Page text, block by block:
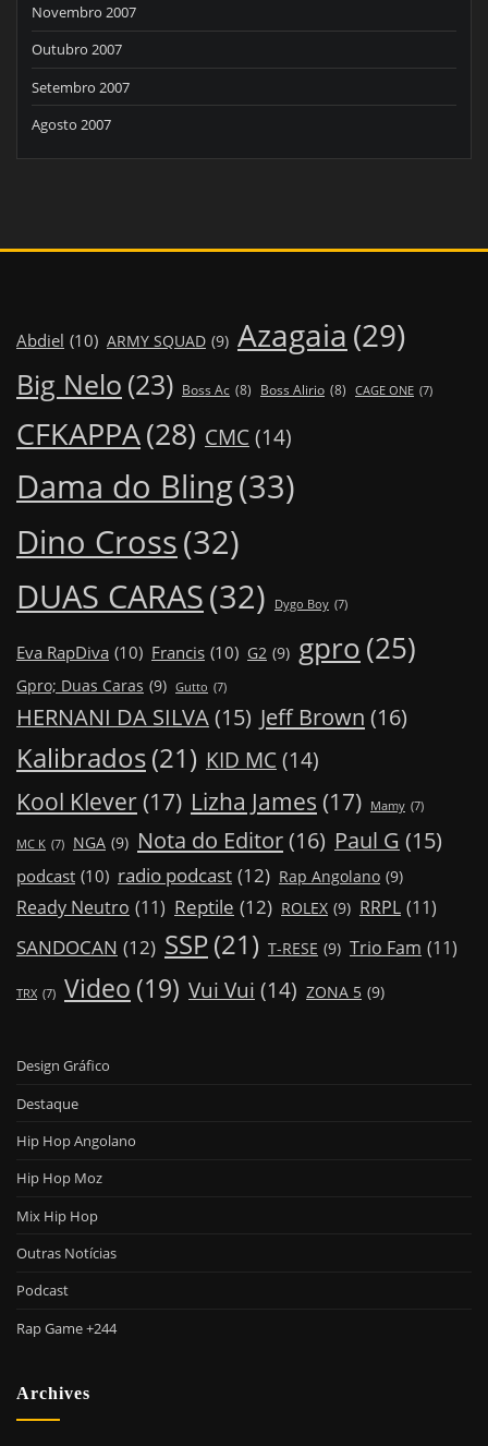
Novembro 2007
Outubro 2007
Setembro 2007
Agosto 2007
Abdiel (10) ARMY SQUAD (9) Azagaia (29)
Big Nelo (23) Boss Ac (8) Boss Alirio (8) CAGE ONE (7)
CFKAPPA(28) CMC (14)
Dama do Bling(33)
Dino Cross(32)
DUAS CARAS(32) Dygo Boy (7)
Eva RapDiva (10) Francis (10) G2 (9) gpro(25)
Gpro; Duas Caras (9) Gutto (7)
HERNANI DA SILVA(15) Jeff Brown (16)
Kalibrados(21) KID MC (14)
Kool Klever (17) Lizha James (17) Mamy (7)
MC K (7) NGA (9) Nota do Editor(16) Paul G (15)
podcast (10) radio podcast (12) Rap Angolano (9)
Ready Neutro (11) Reptile (12) ROLEX (9) RRPL (11)
SANDOCAN (12) SSP(21) T-RESE (9) Trio Fam (11)
TRX (7) Video (19) Vui Vui (14) ZONA 5 (9)
Design Gráfico
Destaque
Hip Hop Angolano
Hip Hop Moz
Mix Hip Hop
Outras Notícias
Podcast
Rap Game +244
Archives